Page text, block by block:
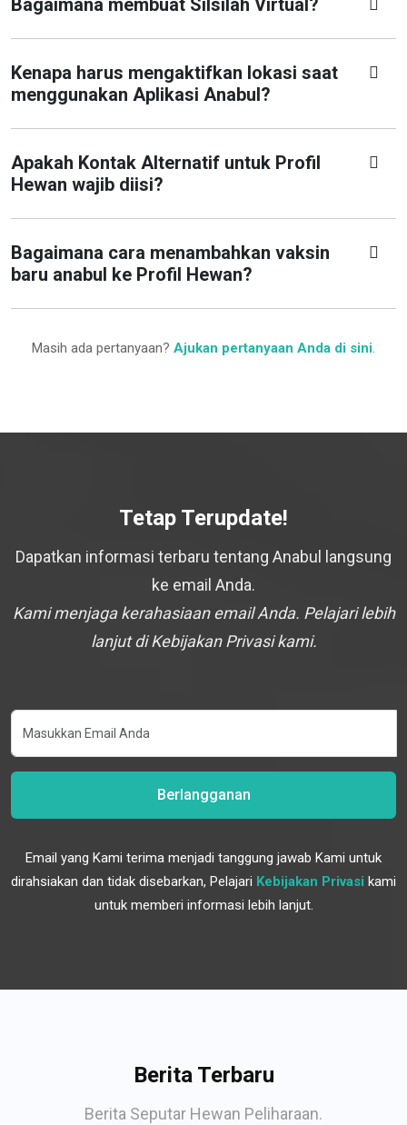
Bagaimana membuat Silsilah Virtual?
Kenapa harus mengaktifkan lokasi saat
menggunakan Aplikasi Anabul?
Apakah Kontak Alternatif untuk Profil
Hewan wajib diisi?
Bagaimana cara menambahkan vaksin
baru anabul ke Profil Hewan?
Masih ada pertanyaan? Ajukan pertanyaan Anda di sini.
Tetap Terupdate!
Dapatkan informasi terbaru tentang Anabul langsung
ke email Anda.
Kami menjaga kerahasiaan email Anda. Pelajari lebih
lanjut di Kebijakan Privasi kami.
Berlangganan
Email yang Kami terima menjadi tanggung jawab Kami untuk
dirahsiakan dan tidak disebarkan, Pelajari Kebijakan Privasi kami
untuk memberi informasi lebih lanjut.
Berita Terbaru
Berita Seputar Hewan Peliharaan.